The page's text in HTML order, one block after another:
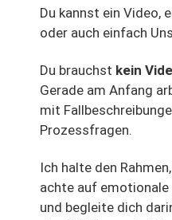
Du kannst ein Video,
oder auch einfach
Du brauchst kein
Gerade am Anfang
mit
Prozessfragen.
Ich halte den Rahmen,
achte auf emotionale
und begleite dich